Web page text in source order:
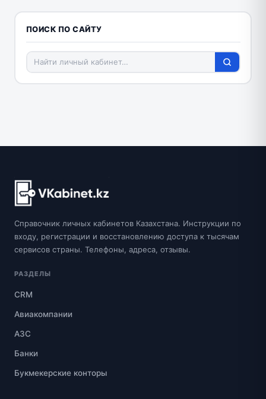
ПОИСК ПО САЙТУ
Справочник личных кабинетов Казахстана. Инструкции по
входу, регистрации и восстановлению доступа к тысячам
сервисов страны. Телефоны, адреса, отзывы.
РАЗДЕЛЫ
CRM
Авиакомпании
АЗС
Банки
Букмекерские конторы